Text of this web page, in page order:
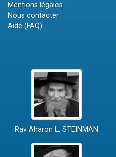
Mentions légales
Nous contacter
Aide (FAQ)
Rav Aharon L. STEINMAN